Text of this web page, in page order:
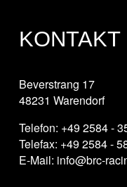
KONTAKT
Beverstrang 17
48231 Warendorf
Telefon: +49 2584 -
Telefax: +49 2584 -
E-Mail: info@brc-